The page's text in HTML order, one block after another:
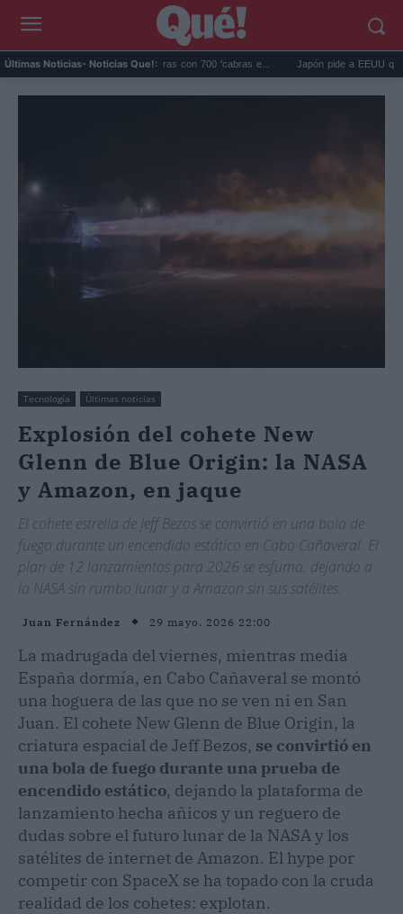
Últimas Noticias- Noticias Que!:
eliminó 140.000 cabras con 700 'cabras e... Japón pide a EEUU que deje
Tecnología Últimas noticias
Explosión del cohete New
Glenn de Blue Origin: la NASA
y Amazon, en jaque
El cohete estrella de Jeff Bezos se convirtió en una bola de
fuego durante un encendido estático en Cabo Cañaveral. El
plan de 12 lanzamientos para 2026 se esfuma, dejando a
la NASA sin rumbo lunar y a Amazon sin sus satélites.
Juan Fernández 29 mayo, 2026 22:00
La madrugada del viernes, mientras media
España dormía, en Cabo Cañaveral se montó
una hoguera de las que no se ven ni en San
Juan. El cohete New Glenn de Blue Origin, la
criatura espacial de Jeff Bezos, se convirtió en
una bola de fuego durante una prueba de
encendido estático, dejando la plataforma de
lanzamiento hecha añicos y un reguero de
dudas sobre el futuro lunar de la NASA y los
satélites de internet de Amazon. El hype por
competir con SpaceX se ha topado con la cruda
realidad de los cohetes: explotan.